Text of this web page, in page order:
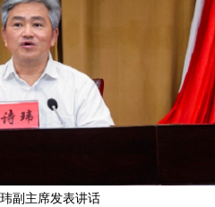
副主席发表讲话